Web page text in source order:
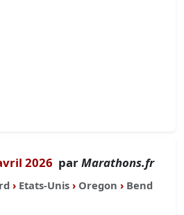
2026 parMarathons.fr
› Etats-Unis › Oregon › Bend